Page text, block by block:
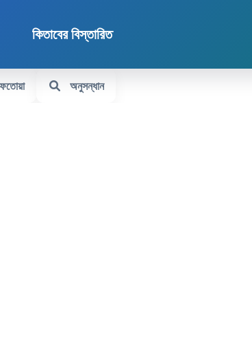
কিতাবের বিস্তারিত
ফতোয়া অনুসন্ধান